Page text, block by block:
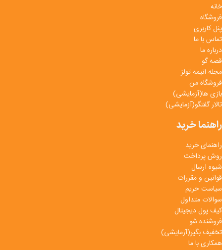
خانه
فروشگاه
پنل کاربری
تماس با ما
درباره ما
قصه گو
مجله انیمه تولز
فروشگاه من
بازی ها(آزمایشی)
تالار گفتگو(آزمایشی)
راهنما خرید
راهنمای خرید
روش پرداخت
شیوه ارسال
قوانین و مقررات
سیاست حریم
سوالات متداول
کیف پول دیجیتال
فروشنده شو
تخفیف بگیر(آزمایشی)
همکاری با ما